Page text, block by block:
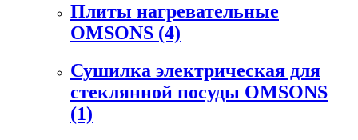
Плиты нагревательные
OMSONS (4)
Сушилка электрическая для
стеклянной посуды OMSONS
(1)